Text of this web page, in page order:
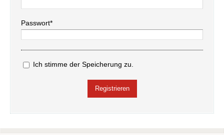
Passwort*
Ich stimme der Speicherung zu.